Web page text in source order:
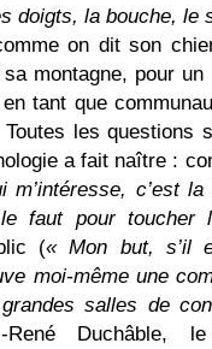
doigts, la bouche, le
on dit son
montagne, pour
tant que
les questions
a fait naître :
m’intéresse, c’est
faut pour toucher
(« Mon but, s’il
moi-même une
salles de
René